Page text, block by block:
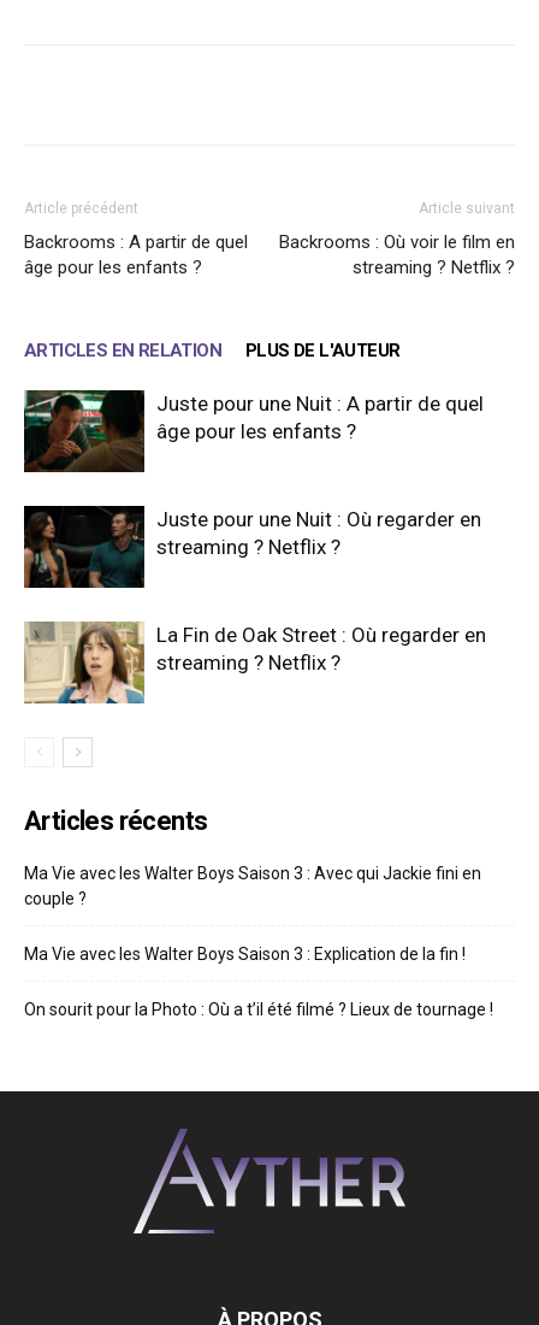
Article précédent
Backrooms : A partir de quel
âge pour les enfants ?
Article suivant
Backrooms : Où voir le film en
streaming ? Netflix ?
ARTICLES EN RELATION PLUS DE L'AUTEUR
Juste pour une Nuit : A partir de quel
âge pour les enfants ?
Juste pour une Nuit : Où regarder en
streaming ? Netflix ?
La Fin de Oak Street : Où regarder en
streaming ? Netflix ?
Articles récents
Ma Vie avec les Walter Boys Saison 3 : Avec qui Jackie fini en
couple ?
Ma Vie avec les Walter Boys Saison 3 : Explication de la fin !
On sourit pour la Photo : Où a t’il été filmé ? Lieux de tournage !
À PROPOS